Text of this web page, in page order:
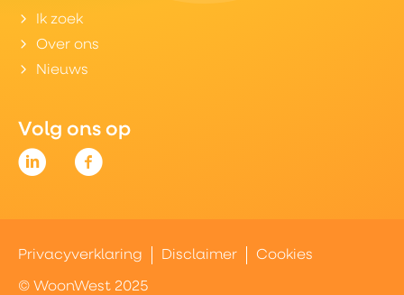
Ik zoek
Over ons
Nieuws
Volg ons op
© WoonWest 2025
Privacyverklaring Disclaimer Cookies